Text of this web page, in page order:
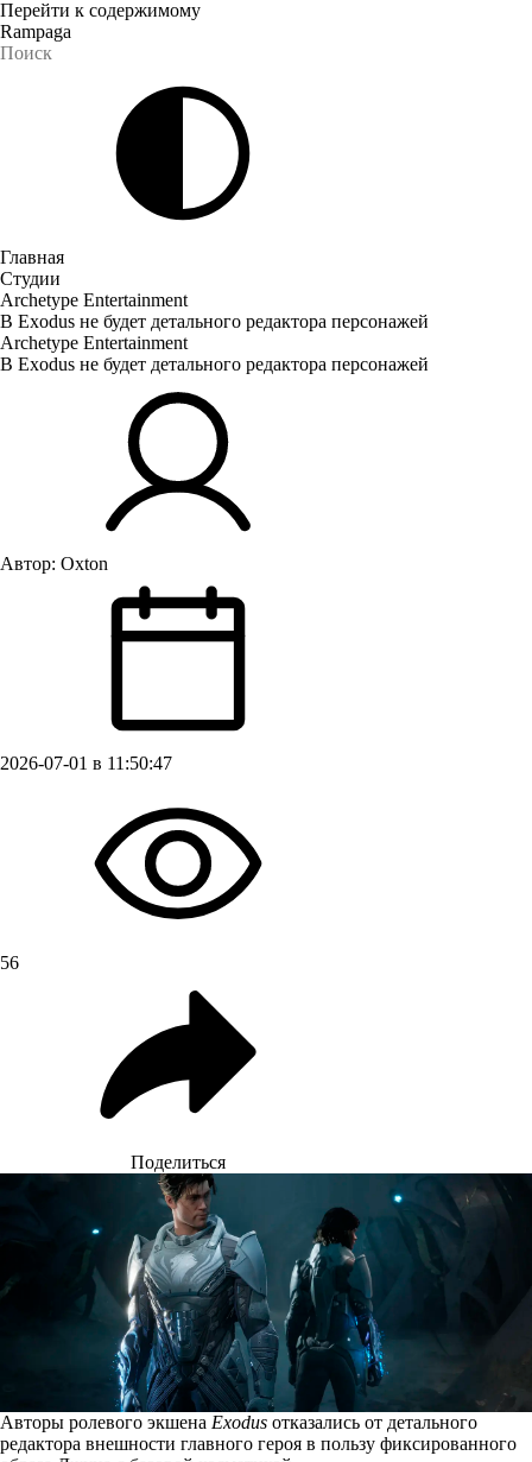
Перейти к содержимому
Rampaga
Главная
Студии
Archetype Entertainment
В Exodus не будет детального редактора персонажей
Archetype Entertainment
В Exodus не будет детального редактора персонажей
Автор: Oxton
2026-07-01 в 11:50:47
56
Поделиться
Авторы ролевого экшена Exodus отказались от детального
редактора внешности главного героя в пользу фиксированного